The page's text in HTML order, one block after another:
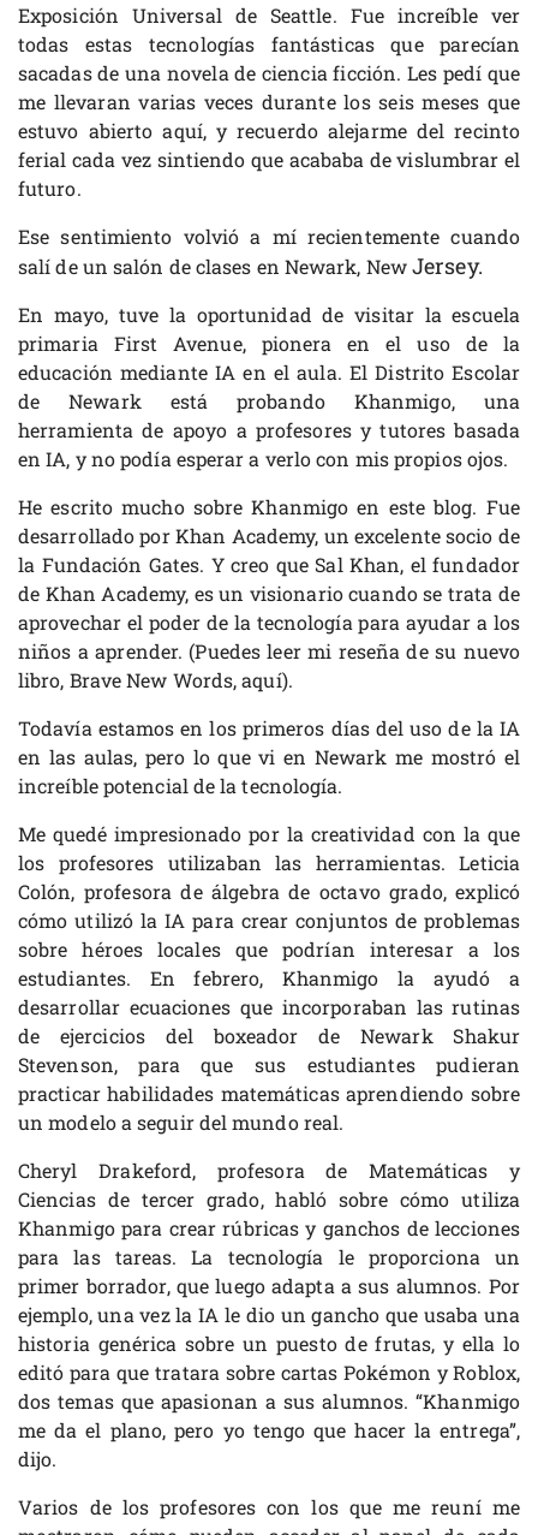
Exposición Universal de Seattle. Fue increíble ver
todas estas tecnologías fantásticas que parecían
sacadas de una novela de ciencia ficción. Les pedí que
me llevaran varias veces durante los seis meses que
estuvo abierto aquí, y recuerdo alejarme del recinto
ferial cada vez sintiendo que acababa de vislumbrar el
futuro.
Ese sentimiento volvió a mí recientemente cuando
salí de un salón de clases en Newark, NewJersey.
En mayo, tuve la oportunidad de visitar la escuela
primaria First Avenue, pionera en el uso de la
educación mediante IA en el aula. El Distrito Escolar
de Newark está probando Khanmigo, una
herramienta de apoyo a profesores y tutores basada
en IA, y no podía esperar a verlo con mis propios ojos.
He escrito mucho sobre Khanmigo en este blog. Fue
desarrollado por Khan Academy, un excelente socio de
la Fundación Gates. Y creo que Sal Khan, el fundador
de Khan Academy, es un visionario cuando se trata de
aprovechar el poder de la tecnología para ayudar a los
niños a aprender. (Puedes leer mi reseña de su nuevo
libro, Brave New Words, aquí).
Todavía estamos en los primeros días del uso de la IA
en las aulas, pero lo que vi en Newark me mostró el
increíble potencial de la tecnología.
Me quedé impresionado por la creatividad con la que
los profesores utilizaban las herramientas. Leticia
Colón, profesora de álgebra de octavo grado, explicó
cómo utilizó la IA para crear conjuntos de problemas
sobre héroes locales que podrían interesar a los
estudiantes. En febrero, Khanmigo la ayudó a
desarrollar ecuaciones que incorporaban las rutinas
de ejercicios del boxeador de Newark Shakur
Stevenson, para que sus estudiantes pudieran
practicar habilidades matemáticas aprendiendo sobre
un modelo a seguir del mundo real.
Cheryl Drakeford, profesora de Matemáticas y
Ciencias de tercer grado, habló sobre cómo utiliza
Khanmigo para crear rúbricas y ganchos de lecciones
para las tareas. La tecnología le proporciona un
primer borrador, que luego adapta a sus alumnos. Por
ejemplo, una vez la IA le dio un gancho que usaba una
historia genérica sobre un puesto de frutas, y ella lo
editó para que tratara sobre cartas Pokémon y Roblox,
dos temas que apasionan a sus alumnos. “Khanmigo
me da el plano, pero yo tengo que hacer la entrega”,
dijo.
Varios de los profesores con los que me reuní me